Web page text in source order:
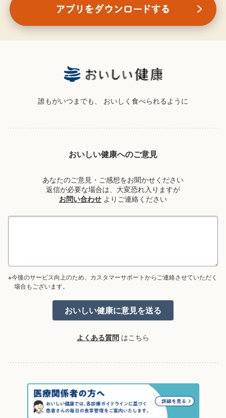
誰もがいつまでも、 おいしく食べられるように
おいしい健康へのご意見
あなたのご意見・ご感想をお聞かせください
返信が必要な場合は、大変恐れ入りますが
お問い合わせ よりご連絡ください
※今後のサービス向上のため、カスタマーサポートからご連絡させていただく
場合もございます。
よくある質問 はこちら